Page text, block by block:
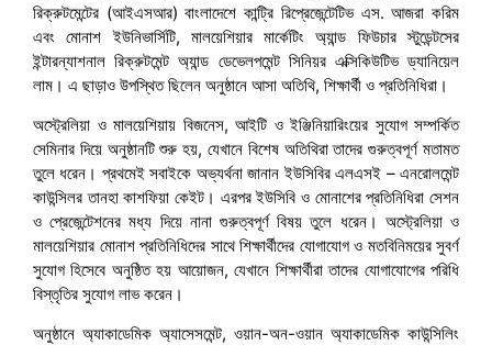
রিক্রুটমেন্টের (আইএসআর) বাংলাদেশে কান্ট্রি রিপ্রেজেন্টেটিভ এস. আজরা করিম
এবং মোনাশ ইউনিভার্সিটি, মালয়েশিয়ার মার্কেটিং অ্যান্ড ফিউচার স্টুডেন্টসের
ইন্টারন্যাশনাল রিক্রুটমেন্ট অ্যান্ড ডেভেলপমেন্ট সিনিয়র এক্সিকিউটিভ ড্যানিয়েল
লাম। এ ছাড়াও উপস্থিত ছিলেন অনুষ্ঠানে আসা অতিথি, শিক্ষার্থী ও প্রতিনিধিরা।
অস্ট্রেলিয়া ও মালয়েশিয়ায় বিজনেস, আইটি ও ইঞ্জিনিয়ারিংয়ের সুযোগ সম্পর্কিত
সেমিনার দিয়ে অনুষ্ঠানটি শুরু হয়, যেখানে বিশেষ অতিথিরা তাদের গুরুত্বপূর্ণ মতামত
তুলে ধরেন। প্রথমেই সবাইকে অভ্যর্থনা জানান ইউসিবির এলএসই – এনরোলমেন্ট
কাউন্সিলর তানহা কাশফিয়া কেইট। এরপর ইউসিবি ও মোনাশের প্রতিনিধিরা সেশন
ও প্রেজেন্টেশনের মধ্য দিয়ে নানা গুরুত্বপূর্ণ বিষয় তুলে ধরেন। অস্ট্রেলিয়া ও
মালয়েশিয়ার মোনাশ প্রতিনিধিদের সাথে শিক্ষার্থীদের যোগাযোগ ও মতবিনিময়ের সুবর্ণ
সুযোগ হিসেবে অনুষ্ঠিত হয় আয়োজন, যেখানে শিক্ষার্থীরা তাদের যোগাযোগের পরিধি
বিস্তৃতির সুযোগ লাভ করেন।
অনুষ্ঠানে অ্যাকাডেমিক অ্যাসেসমেন্ট, ওয়ান-অন-ওয়ান অ্যাকাডেমিক কাউন্সিলিং